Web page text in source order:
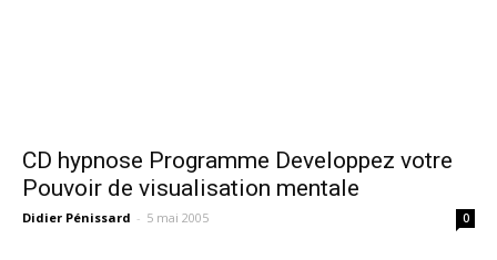
CD hypnose Programme Developpez votre
Pouvoir de visualisation mentale
Didier Pénissard - 5 mai 2005 0